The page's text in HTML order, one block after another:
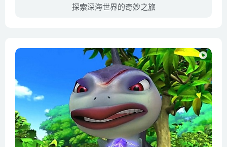
探索深海世界的奇妙之旅